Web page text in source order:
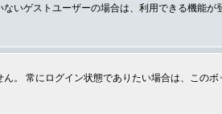
ゲストユーザーの場合は、利用できる機能
。 常にログイン状態でありたい場合は、この